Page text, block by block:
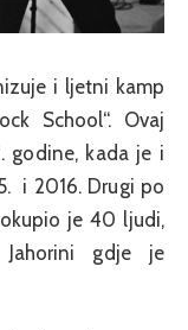
i ljetni kamp
School“. Ovaj
godine, kada je i
i 2016. Drugi po
je 40 ljudi,
gdje je